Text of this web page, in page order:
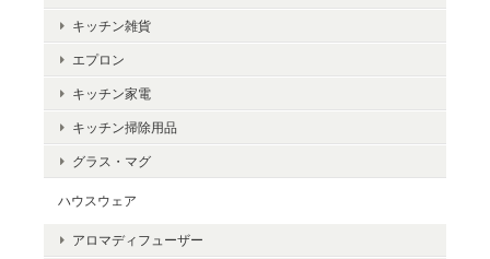
キッチン雑貨
エプロン
キッチン家電
キッチン掃除用品
グラス・マグ
ハウスウェア
アロマディフューザー